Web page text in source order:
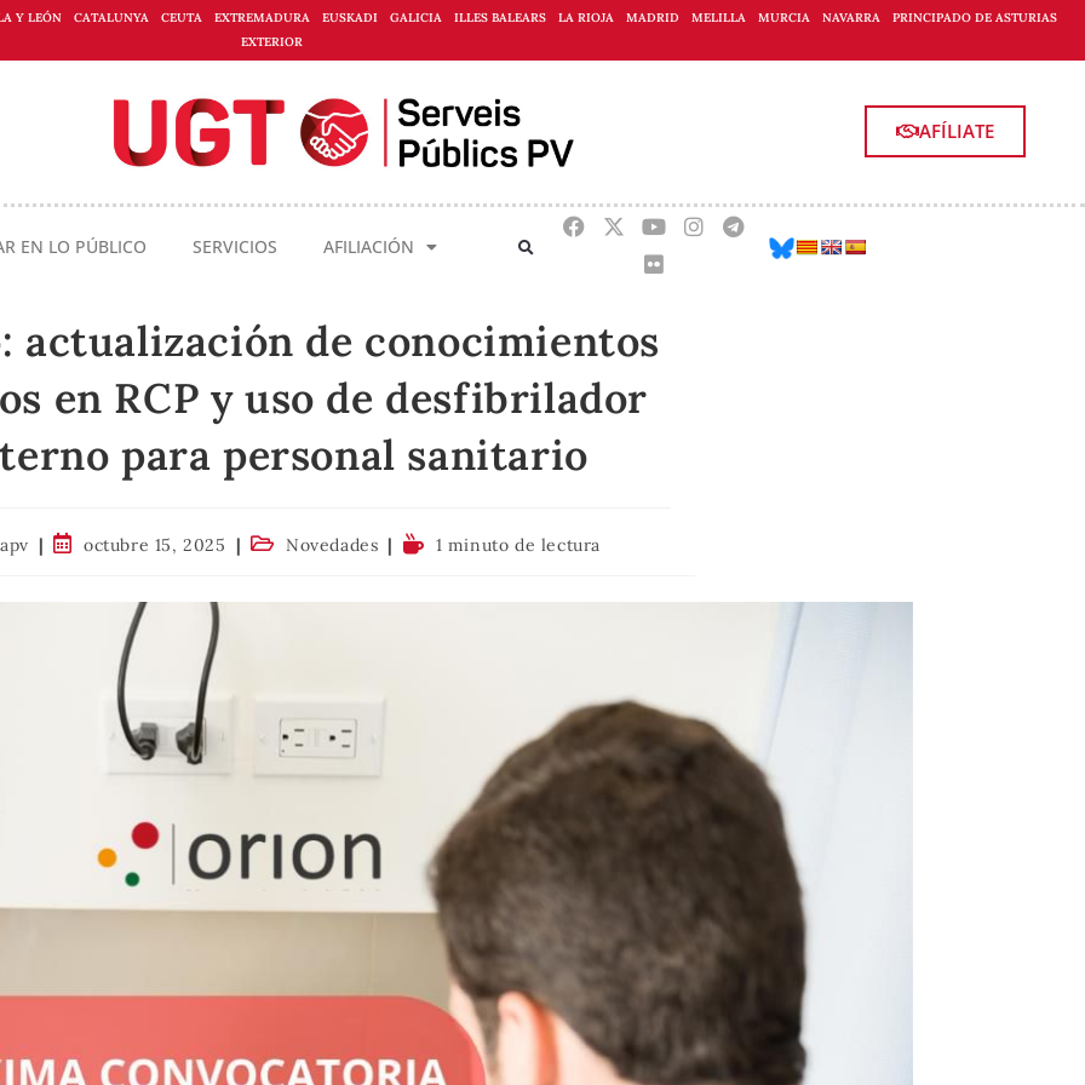
Y LEÓN CATALUNYA CEUTA EXTREMADURA EUSKADI GALICIA ILLES BALEARS LA RIOJA MADRID MELILLA MURCIA NAVARRA
PRINCIPADO DE ASTURIAS
EXTERIOR
AFÍLIATE
EN LO PÚBLICO SERVICIOS AFILIACIÓN
actualización de conocimientos
en RCP y uso de desfibrilador
para personal sanitario
octubre 15, 2025 Novedades 1 minuto de lectura